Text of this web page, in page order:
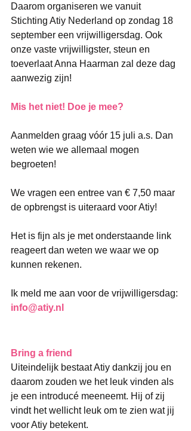
Daarom organiseren we vanuit
Stichting Atiy Nederland op zondag 18
september een vrijwilligersdag. Ook
onze vaste vrijwilligster, steun en
toeverlaat Anna Haarman zal deze dag
aanwezig zijn!
Mis het niet! Doe je mee?
Aanmelden graag vóór 15 juli a.s. Dan
weten wie we allemaal mogen
begroeten!
We vragen een entree van € 7,50 maar
de opbrengst is uiteraard voor Atiy!
Het is fijn als je met onderstaande link
reageert dan weten we waar we op
kunnen rekenen.
Ik meld me aan voor de vrijwilligersdag:
info@atiy.nl
​Bring a friend
Uiteindelijk bestaat Atiy dankzij jou en
daarom zouden we het leuk vinden als
je een introducé meeneemt. Hij of zij
vindt het wellicht leuk om te zien wat jij
voor Atiy betekent.